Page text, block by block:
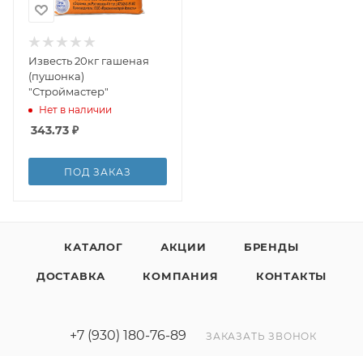
Известь 20кг гашеная
(пушонка)
"Строймастер"
Нет в наличии
343.73 ₽
ПОД ЗАКАЗ
КАТАЛОГ АКЦИИ БРЕНДЫ
ДОСТАВКА КОМПАНИЯ КОНТАКТЫ
+7 (930) 180-76-89 ЗАКАЗАТЬ ЗВОНОК